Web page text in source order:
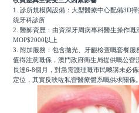
箍牙
1. 診所規模與設備：大型醫療中心配備3D
統牙科診所
2. 醫師資歷：由資深牙周病專科醫生操作嘅
MOP$2000以上
3. 附加服務：包含拋光、牙齦檢查嘅套餐
值得注意嘅係，澳門政府衛生局提供嘅公營
長達6-8個月，對急需護理嘅市民嚟講未必
定位，其實反映咗私營醫療體系嘅供求關係。